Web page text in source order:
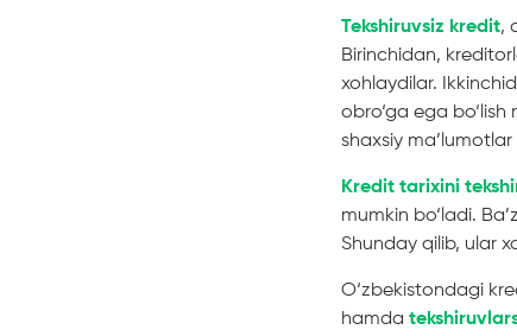
Tekshiruvsiz kredit,
Birinchidan,
xohlaydilar.
obro‘ga ega
shaxsiy
Kredit tarixini
mumkin bo‘ladi.
Shunday qilib, ular
O‘zbekistondagi
hamda